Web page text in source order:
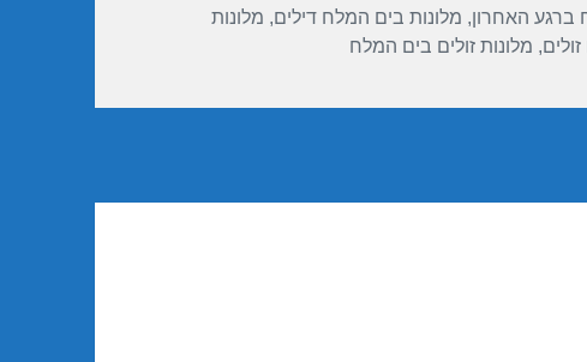
ברגע האחרון, מלונות בים המלח דילים, מלונות
, מלונות זולים בים המלח